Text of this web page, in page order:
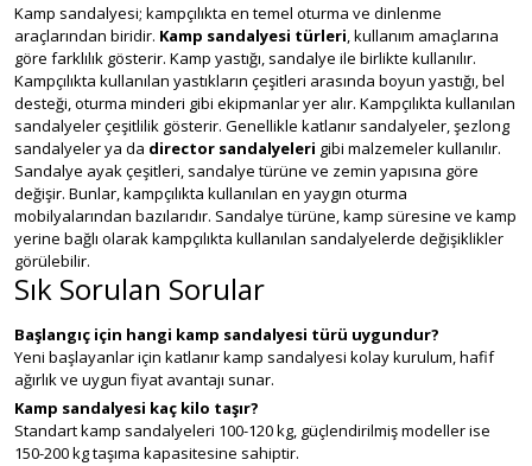
Kamp sandalyesi; kampçılıkta en temel oturma ve dinlenme
araçlarından biridir. Kamp sandalyesi türleri, kullanım amaçlarına
göre farklılık gösterir. Kamp yastığı, sandalye ile birlikte kullanılır.
Kampçılıkta kullanılan yastıkların çeşitleri arasında boyun yastığı, bel
desteği, oturma minderi gibi ekipmanlar yer alır. Kampçılıkta kullanılan
sandalyeler çeşitlilik gösterir. Genellikle katlanır sandalyeler, şezlong
sandalyeler ya da director sandalyeleri gibi malzemeler kullanılır.
Sandalye ayak çeşitleri, sandalye türüne ve zemin yapısına göre
değişir. Bunlar, kampçılıkta kullanılan en yaygın oturma
mobilyalarından bazılarıdır. Sandalye türüne, kamp süresine ve kamp
yerine bağlı olarak kampçılıkta kullanılan sandalyelerde değişiklikler
görülebilir.
Sık Sorulan Sorular
Başlangıç için hangi kamp sandalyesi türü uygundur?
Yeni başlayanlar için katlanır kamp sandalyesi kolay kurulum, hafif
ağırlık ve uygun fiyat avantajı sunar.
Kamp sandalyesi kaç kilo taşır?
Standart kamp sandalyeleri 100-120 kg, güçlendirilmiş modeller ise
150-200 kg taşıma kapasitesine sahiptir.